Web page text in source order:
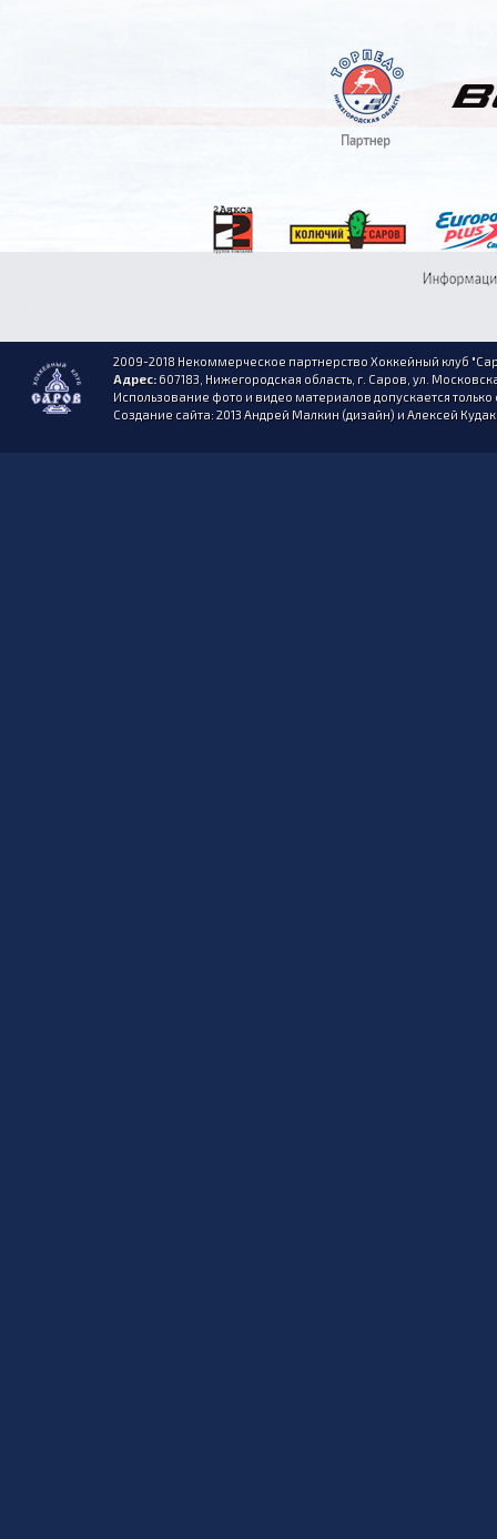
2009-2018 Некоммерческое партнерство Хоккейный клуб
Адрес:607183, Нижегородская область, г. Саров, ул.
Использование фото и видео материалов допускается
Создание сайта: 2013 Андрей Малкин (дизайн) и Алексей